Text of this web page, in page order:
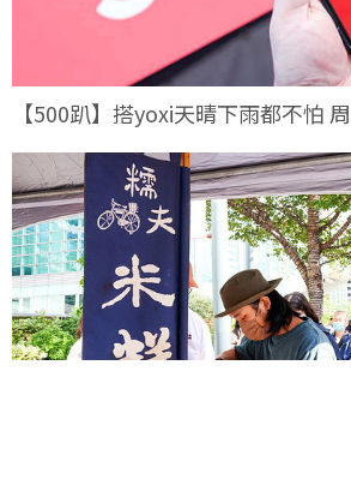
【500趴】搭yoxi天晴下雨都不怕